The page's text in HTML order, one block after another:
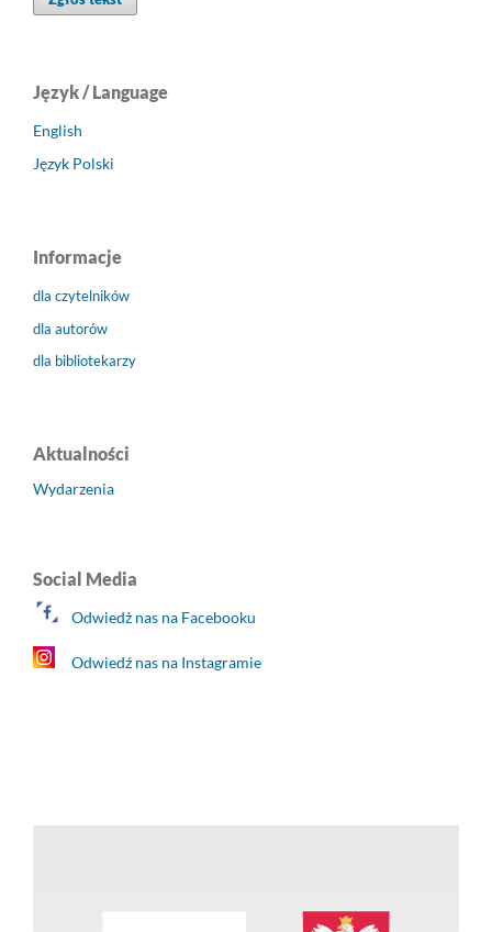
Język / Language
English
Język Polski
Informacje
dla czytelników
dla autorów
dla bibliotekarzy
Aktualności
Wydarzenia
Social Media
Odwiedż nas na Facebooku
Odwiedź nas na Instagramie